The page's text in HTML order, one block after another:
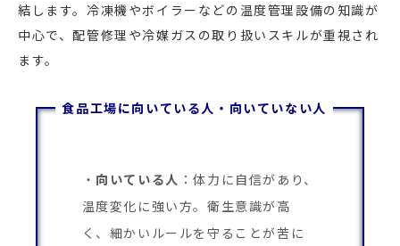
結します。冷凍機やボイラーなどの温度管理設備の知識が
中心で、配管修理や冷媒ガスの取り扱いスキルが重視され
ます。
食品工場に向いている人・向いていない人
向いている人 ：体力に自信があり、
温度変化に強い方。衛生意識が高
く、細かいルールを守ることが苦に